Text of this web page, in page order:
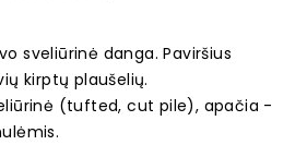
sveliūrinė danga. Paviršius
kirptų plaušelių.
(tufted, cut pile), apačia -